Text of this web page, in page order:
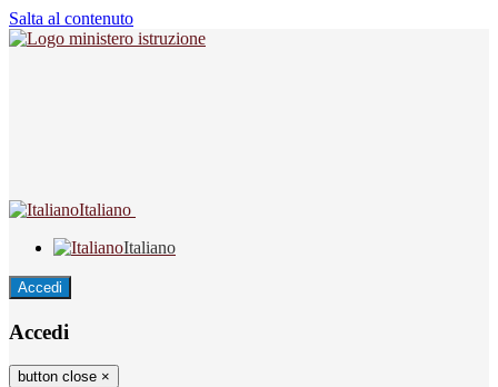
Salta al contenuto
Italiano
Italiano
Accedi
Accedi
button close ×